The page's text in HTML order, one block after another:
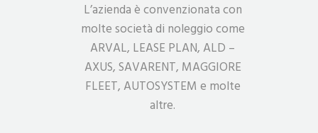
L’azienda è convenzionata con
molte società di noleggio come
ARVAL, LEASE PLAN, ALD –
AXUS, SAVARENT, MAGGIORE
FLEET, AUTOSYSTEM e molte
altre.